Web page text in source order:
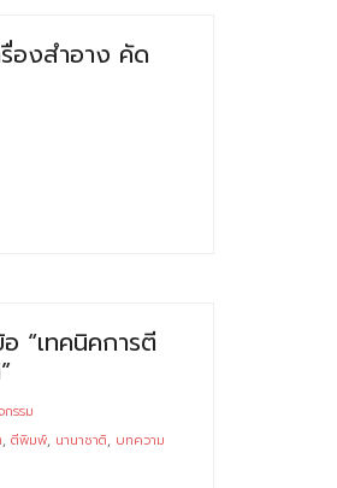
องสำอาง คัด
“เทคนิคการตี
กรรม
,ตีพิมพ์, นานาชาติ, บทความ